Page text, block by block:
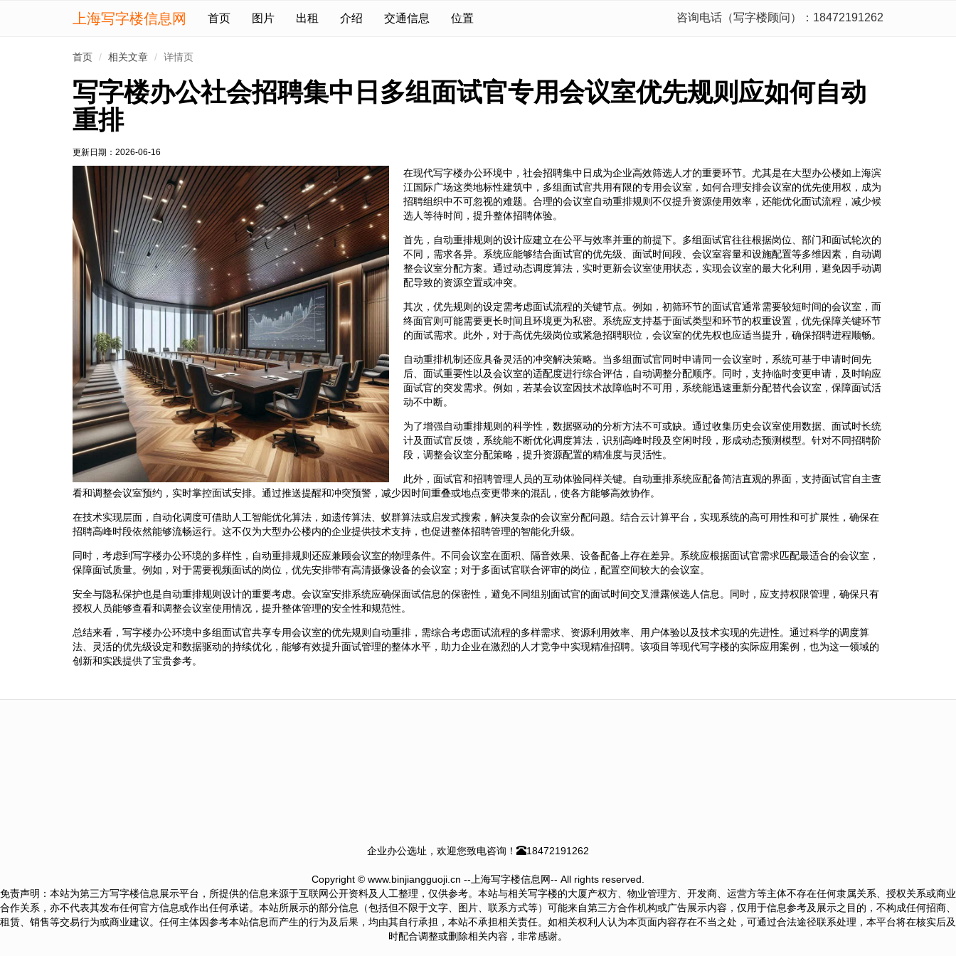
上海写字楼信息网 首页 图片 出租 介绍 交通信息 位置 咨询电话（写字楼顾问）：18472191262
首页 相关文章 详情页
写字楼办公社会招聘集中日多组面试官专用会议室优先规则应如何自动
重排
更新日期： 2026-06-16
在现代写字楼办公环境中，社会招聘集中日成为企业高效筛选人才的重要环节。尤其是在大型办公楼如上海滨
江国际广场这类地标性建筑中，多组面试官共用有限的专用会议室，如何合理安排会议室的优先使用权，成为
招聘组织中不可忽视的难题。合理的会议室自动重排规则不仅提升资源使用效率，还能优化面试流程，减少候
选人等待时间，提升整体招聘体验。
首先，自动重排规则的设计应建立在公平与效率并重的前提下。多组面试官往往根据岗位、部门和面试轮次的
不同，需求各异。系统应能够结合面试官的优先级、面试时间段、会议室容量和设施配置等多维因素，自动调
整会议室分配方案。通过动态调度算法，实时更新会议室使用状态，实现会议室的最大化利用，避免因手动调
配导致的资源空置或冲突。
其次，优先规则的设定需考虑面试流程的关键节点。例如，初筛环节的面试官通常需要较短时间的会议室，而
终面官则可能需要更长时间且环境更为私密。系统应支持基于面试类型和环节的权重设置，优先保障关键环节
的面试需求。此外，对于高优先级岗位或紧急招聘职位，会议室的优先权也应适当提升，确保招聘进程顺畅。
自动重排机制还应具备灵活的冲突解决策略。当多组面试官同时申请同一会议室时，系统可基于申请时间先
后、面试重要性以及会议室的适配度进行综合评估，自动调整分配顺序。同时，支持临时变更申请，及时响应
面试官的突发需求。例如，若某会议室因技术故障临时不可用，系统能迅速重新分配替代会议室，保障面试活
动不中断。
为了增强自动重排规则的科学性，数据驱动的分析方法不可或缺。通过收集历史会议室使用数据、面试时长统
计及面试官反馈，系统能不断优化调度算法，识别高峰时段及空闲时段，形成动态预测模型。针对不同招聘阶
段，调整会议室分配策略，提升资源配置的精准度与灵活性。
此外，面试官和招聘管理人员的互动体验同样关键。自动重排系统应配备简洁直观的界面，支持面试官自主查
看和调整会议室预约，实时掌控面试安排。通过推送提醒和冲突预警，减少因时间重叠或地点变更带来的混乱，使各方能够高效协作。
在技术实现层面，自动化调度可借助人工智能优化算法，如遗传算法、蚁群算法或启发式搜索，解决复杂的会议室分配问题。结合云计算平台，实现系统的高可用性和可扩展性，确保在
招聘高峰时段依然能够流畅运行。这不仅为大型办公楼内的企业提供技术支持，也促进整体招聘管理的智能化升级。
同时，考虑到写字楼办公环境的多样性，自动重排规则还应兼顾会议室的物理条件。不同会议室在面积、隔音效果、设备配备上存在差异。系统应根据面试官需求匹配最适合的会议室，
保障面试质量。例如，对于需要视频面试的岗位，优先安排带有高清摄像设备的会议室；对于多面试官联合评审的岗位，配置空间较大的会议室。
安全与隐私保护也是自动重排规则设计的重要考虑。会议室安排系统应确保面试信息的保密性，避免不同组别面试官的面试时间交叉泄露候选人信息。同时，应支持权限管理，确保只有
授权人员能够查看和调整会议室使用情况，提升整体管理的安全性和规范性。
总结来看，写字楼办公环境中多组面试官共享专用会议室的优先规则自动重排，需综合考虑面试流程的多样需求、资源利用效率、用户体验以及技术实现的先进性。通过科学的调度算
法、灵活的优先级设定和数据驱动的持续优化，能够有效提升面试管理的整体水平，助力企业在激烈的人才竞争中实现精准招聘。该项目等现代写字楼的实际应用案例，也为这一领域的
创新和实践提供了宝贵参考。
企业办公选址，欢迎您致电咨询！ 18472191262
Copyright © www.binjiangguoji.cn --上海写字楼信息网-- All rights reserved.
免责声明：本站为第三方写字楼信息展示平台，所提供的信息来源于互联网公开资料及人工整理，仅供参考。本站与相关写字楼的大厦产权方、物业管理方、开发商、运营方等主体不存在任何隶属关系、授权关系或商业
合作关系，亦不代表其发布任何官方信息或作出任何承诺。本站所展示的部分信息（包括但不限于文字、图片、联系方式等）可能来自第三方合作机构或广告展示内容，仅用于信息参考及展示之目的，不构成任何招商、
租赁、销售等交易行为或商业建议。任何主体因参考本站信息而产生的行为及后果，均由其自行承担，本站不承担相关责任。如相关权利人认为本页面内容存在不当之处，可通过合法途径联系处理，本平台将在核实后及
时配合调整或删除相关内容，非常感谢。